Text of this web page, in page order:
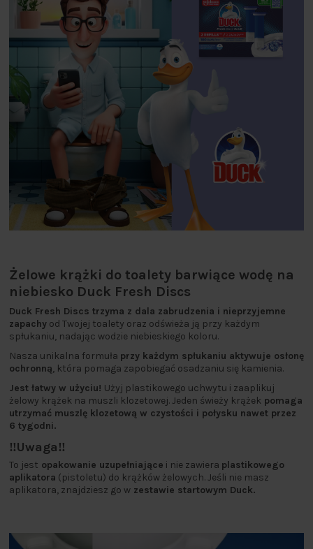
Żelowe krążki do toalety barwiące wodę na
niebiesko Duck Fresh Discs
Duck Fresh Discs trzyma z dala zabrudzenia i nieprzyjemne
zapachy od Twojej toalety oraz odświeża ją przy każdym
spłukaniu, nadając wodzie niebieskiego koloru.
Nasza unikalna formuła przy każdym spłukaniu aktywuje osłonę
ochronną, która pomaga zapobiegać osadzaniu się kamienia.
Jest łatwy w użyciu! Użyj plastikowego uchwytu i zaaplikuj
żelowy krążek na muszli klozetowej. Jeden świeży krążek pomaga
utrzymać muszlę klozetową w czystości i połysku nawet przez
6 tygodni.
‼️Uwaga‼️
To jest opakowanie uzupełniające i nie zawiera plastikowego
aplikatora (pistoletu) do krążków żelowych. Jeśli nie masz
aplikatora, znajdziesz go w zestawie startowym Duck.